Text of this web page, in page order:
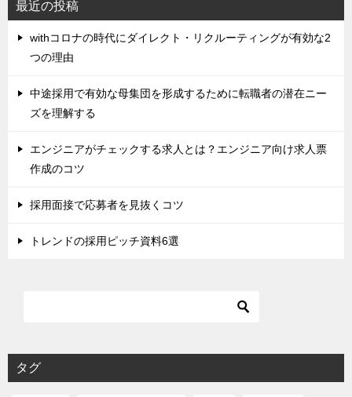
最近の投稿
withコロナの時代にダイレクト・リクルーティングが有効な2
つの理由
中途採用で有効な母集団を形成するために転職者の潜在ニー
ズを理解する
エンジニアがチェックする求人とは？エンジニア向け求人票
作成のコツ
採用面接で応募者を見抜くコツ
トレンドの採用ピッチ資料6選
タグ